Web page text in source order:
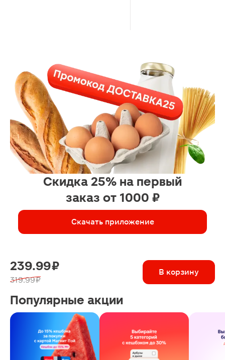
Скидка 25% на первый
заказ от 1000 ₽
Скачать приложение
239.99 ₽
319.99 ₽
В корзину
Популярные акции